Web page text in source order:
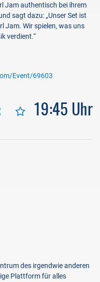
Jam authentisch bei ihrem
sagt dazu: „Unser Set ist
Jam. Wir spielen, was uns
verdient.“
Event/69603
19:45 Uhr
des irgendwie anderen
Plattform für alles